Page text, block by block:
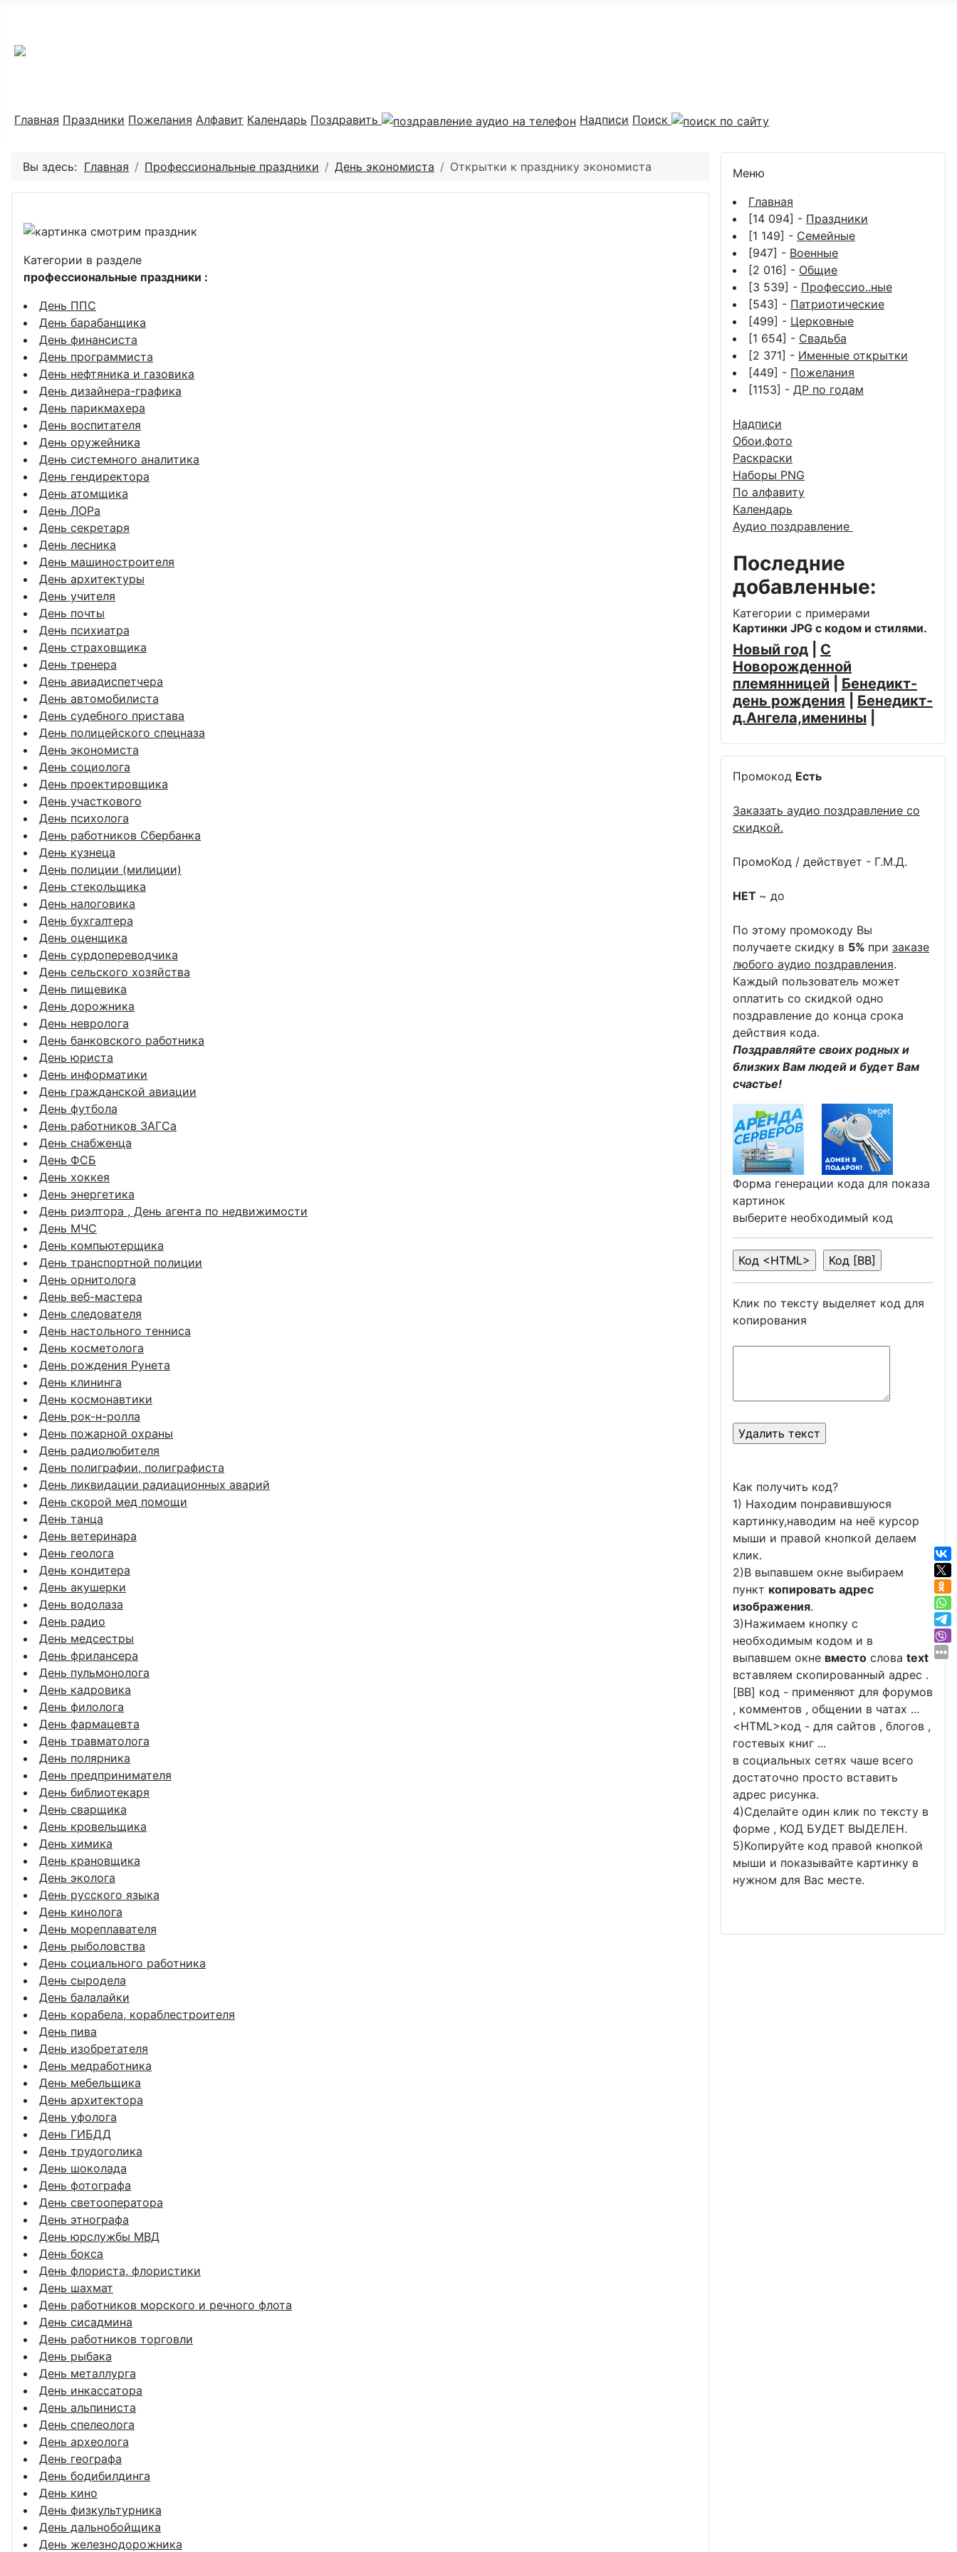
Главная Праздники Пожелания Алфавит Календарь Поздравить Надписи Поиск
Вы здесь: Главная Профессиональные праздники День экономиста Открытки к празднику экономиста
Категории в разделе
профессиональные праздники :
День ППС
День барабанщика
День финансиста
День программиста
День нефтяника и газовика
День дизайнера-графика
День парикмахера
День воспитателя
День оружейника
День системного аналитика
День гендиректора
День атомщика
День ЛОРа
День секретаря
День лесника
День машиностроителя
День архитектуры
День учителя
День почты
День психиатра
День страховщика
День тренера
День авиадиспетчера
День автомобилиста
День судебного пристава
День полицейского спецназа
День экономиста
День социолога
День проектировщика
День участкового
День психолога
День работников Сбербанка
День кузнеца
День полиции (милиции)
День стекольщика
День налоговика
День бухгалтера
День оценщика
День сурдопереводчика
День сельского хозяйства
День пищевика
День дорожника
День невролога
День банковского работника
День юриста
День информатики
День гражданской авиации
День футбола
День работников ЗАГСа
День снабженца
День ФСБ
День хоккея
День энергетика
День риэлтора , День агента по недвижимости
День МЧС
День компьютерщика
День транспортной полиции
День орнитолога
День веб-мастера
День следователя
День настольного тенниса
День косметолога
День рождения Рунета
День клининга
День космонавтики
День рок-н-ролла
День пожарной охраны
День радиолюбителя
День полиграфии, полиграфиста
День ликвидации радиационных аварий
День скорой мед помощи
День танца
День ветеринара
День геолога
День кондитера
День акушерки
День водолаза
День радио
День медсестры
День фрилансера
День пульмонолога
День кадровика
День филолога
День фармацевта
День травматолога
День полярника
День предпринимателя
День библиотекаря
День сварщика
День кровельщика
День химика
День крановщика
День эколога
День русского языка
День кинолога
День мореплавателя
День рыболовства
День социального работника
День сыродела
День балалайки
День корабела, кораблестроителя
День пива
День изобретателя
День медработника
День мебельщика
День архитектора
День уфолога
День ГИБДД
День трудоголика
День шоколада
День фотографа
День светооператора
День этнографа
День юрслужбы МВД
День бокса
День флориста, флористики
День шахмат
День работников морского и речного флота
День сисадмина
День работников торговли
День рыбака
День металлурга
День инкассатора
День альпиниста
День спелеолога
День археолога
День географа
День бодибилдинга
День кино
День физкультурника
День дальнобойщика
День железнодорожника
Меню
Главная
[14 094] - Праздники
[1 149] - Семейные
[947] - Военные
[2 016] - Общие
[3 539] - Профессио..ные
[543] - Патриотические
[499] - Церковные
[1 654] - Свадьба
[2 371] - Именные открытки
[449] - Пожелания
[1153] - ДР по годам
Надписи
Обои,фото
Раскраски
Наборы PNG
По алфавиту
Календарь
Аудио поздравление
Последние
добавленные:
Категории с примерами
Картинки JPG с кодом и стилями.
Новый год
С
Новорожденной
племянницей
Бенедикт-
день рождения
Бенедикт-
д.Ангела,именины
Промокод Есть
Заказать аудио поздравление со
скидкой.
ПромоКод / действует - Г.М.Д.
НЕТ ~ до
По этому промокоду Вы
получаете скидку в 5% при заказе
любого аудио поздравления.
Каждый пользователь может
оплатить со скидкой одно
поздравление до конца срока
действия кода.
Поздравляйте своих родных и
близких Вам людей и будет Вам
счастье!
Форма генерации кода для показа
картинок
выберите необходимый код
Клик по тексту выделяет код для
копирования
Как получить код?
1) Находим понравившуюся
картинку,наводим на неё курсор
мыши и правой кнопкой делаем
клик.
2)В выпавшем окне выбираем
пункт копировать адрес
изображения.
3)Нажимаем кнопку с
необходимым кодом и в
выпавшем окне вместо слова text
вставляем скопированный адрес .
[BB] код - применяют для форумов
, комментов , общении в чатах ...
<HTML>код - для сайтов , блогов ,
гостевых книг ...
в социальных сетях чаше всего
достаточно просто вставить
адрес рисунка.
4)Сделайте один клик по тексту в
форме , КОД БУДЕТ ВЫДЕЛЕН.
5)Копируйте код правой кнопкой
мыши и показывайте картинку в
нужном для Вас месте.